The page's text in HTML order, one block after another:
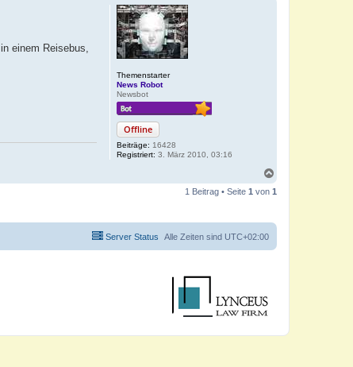
Themenstarter
News Robot
Newsbot
Offline
Beiträge: 16428
Registriert: 3. März 2010, 03:16
einem Reisebus,
c
b
n
1 Beitrag • Seite 1 von 1
Alle Zeiten sind UTC+02:00
Server Status